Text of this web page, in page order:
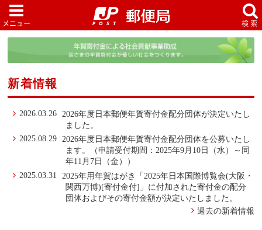
新着情報
2026.03.26
2026年度日本郵便年賀寄付金配分団体が決定いたし
ました。
2025.08.29 2026年度日本郵便年賀寄付金配分団体を公募いたし
ます。（申請受付期間：2025年9月10日（水）～同
年11月7日（金））
2025.03.31
2025年用年賀はがき「2025年日本国際博覧会(大阪・
関西万博)[寄付金付]」に付加された寄付金の配分
団体およびその寄付金額が決定いたしました。
過去の新着情報